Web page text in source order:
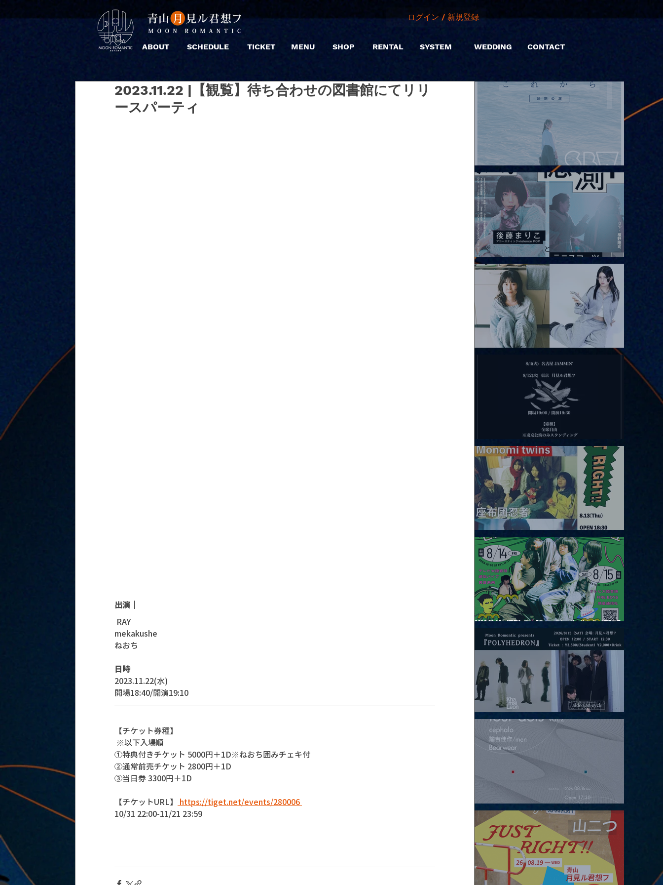
ABOUT SCHEDULE TICKET MENU SHOP
ログイン / 新規登録
RENTAL SYSTEM WEDDING CONTACT
2023.11.22 |【観覧】待ち合わせの図書館にてリリ
ースパーティ
出演｜
RAY
mekakushe
ねおち
日時
2023.11.22(水)
開場18:40/開演19:10
【チケット券種】
※以下入場順
①特典付きチケット 5000円＋1D※ねおち囲みチェキ付
②通常前売チケット 2800円＋1D
③当日券 3300円＋1D
【チケットURL】
https://tiget.net/events/280006
10/31 22:00-11/21 23:59
2026.08.08 |【観覧】Oaiko pre.「これから」延期公演 Blurred
City Lights × 17歳とベルリンの壁
2026.08.10 |【観覧】「巷のmyストーリー/風の憶測1～後藤まりこ
アコースティックviolence POPとテニスコーツ」
2026.08.12 |【観覧】田澤孝介 ソロワンマン 「Ballad Box 2026」
2026.08.13 |【観覧】JUST RIGHT!! vol.26
2026.08.15 |【観覧】夜）『巷のmyストーリー/センター"訳"フラ
2026.08.15 |【観覧】昼）月見ルpre.『POLYHEDRON』
2026.08.16 |【観覧】夜）four dots vol.2